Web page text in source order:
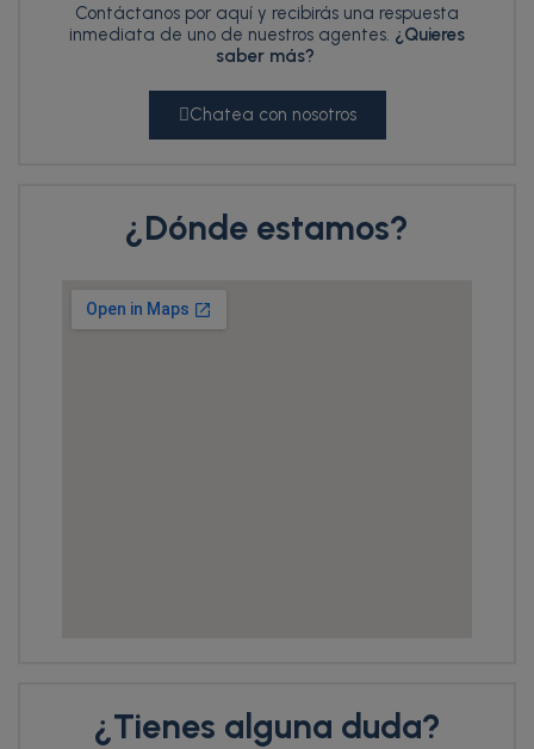
Contáctanos por aquí y recibirás una respuesta
inmediata de uno de nuestros agentes. ¿Quieres
saber más?
Chatea con nosotros
¿Dónde estamos?
¿Tienes alguna duda?